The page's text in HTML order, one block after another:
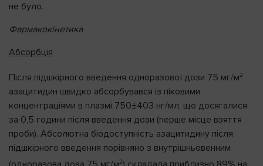
не було.
Фармакокінетика
Абсорбція
Після підшкірного введення одноразової дози 75 мг/м2
азацитидин швидко абсорбувався із піковими
концентраціями в плазмі 750±403 нг/мл, що досягалися
за 0,5 години після введення дози (перше місце взяття
проби). Абсолютна біодоступність азацитидину після
підшкірного введення порівняно з внутрішньовенним
2